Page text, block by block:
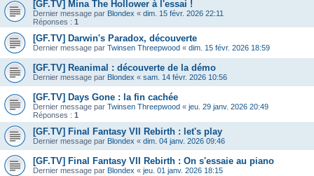
[GF.TV] Mina The Hollower à l'essai !
Dernier message par Blondex « dim. 15 févr. 2026 22:11
Réponses : 1
[GF.TV] Darwin's Paradox, découverte
Dernier message par Twinsen Threepwood « dim. 15 févr. 2026 18:59
[GF.TV] Reanimal : découverte de la démo
Dernier message par Blondex « sam. 14 févr. 2026 10:56
[GF.TV] Days Gone : la fin cachée
Dernier message par Twinsen Threepwood « jeu. 29 janv. 2026 20:49
Réponses : 1
[GF.TV] Final Fantasy VII Rebirth : let's play
Dernier message par Blondex « dim. 04 janv. 2026 09:46
[GF.TV] Final Fantasy VII Rebirth : On s'essaie au piano
Dernier message par Blondex « jeu. 01 janv. 2026 18:15